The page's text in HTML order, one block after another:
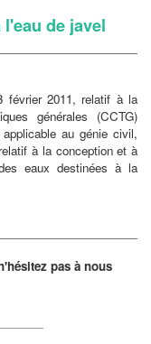
de javel
février 2011, relatif à la
générales (CCTG)
au génie civil,
à la conception et à
eaux destinées à la
pas à nous